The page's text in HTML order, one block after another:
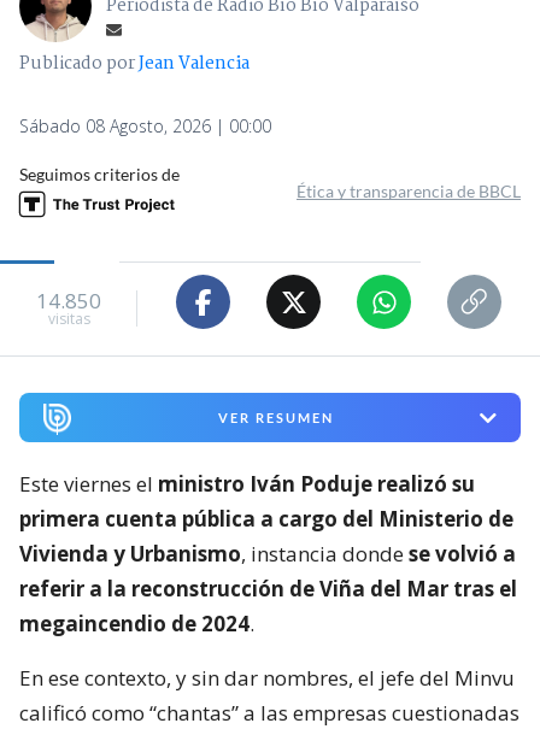
Periodista de Radio Bío Bío Valparaíso
Publicado porJean Valencia
Sábado 08 Agosto, 2026 | 00:00
Seguimos criterios de
Ética y transparencia de BBCL
14.850
visitas
VER RESUMEN
Este viernes el ministro Iván Poduje realizó su
primera cuenta pública a cargo del Ministerio de
Vivienda y Urbanismo, instancia dondese volvió a
referir a la reconstrucción de Viña del Mar tras el
megaincendio de 2024.
En ese contexto, y sin dar nombres, el jefe del Minvu
calificó como “chantas” a las empresas cuestionadas